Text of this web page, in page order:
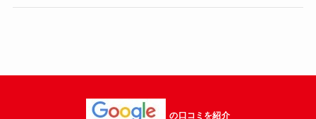
の口コミを紹介